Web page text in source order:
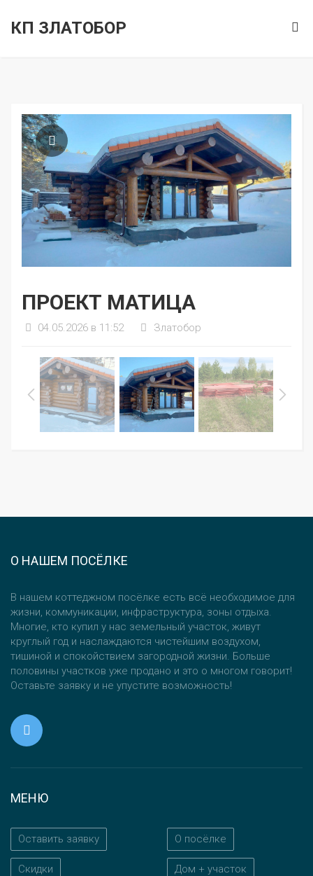
КП ЗЛАТОБОР
ПРОЕКТ МАТИЦА
04.05.2026 в 11:52 Златобор
О НАШЕМ ПОСЁЛКЕ
В нашем коттеджном посёлке есть всё необходимое для
жизни, коммуникации, инфраструктура, зоны отдыха.
Многие, кто купил у нас земельный участок, живут
круглый год и наслаждаются чистейшим воздухом,
тишиной и спокойствием загородной жизни. Больше
половины участков уже продано и это о многом говорит!
Оставьте заявку и не упустите возможность!
МЕНЮ
Оставить заявку
Скидки
О посёлке
Дом + участок